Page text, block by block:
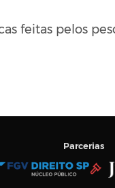
feitas pelos
Parcerias